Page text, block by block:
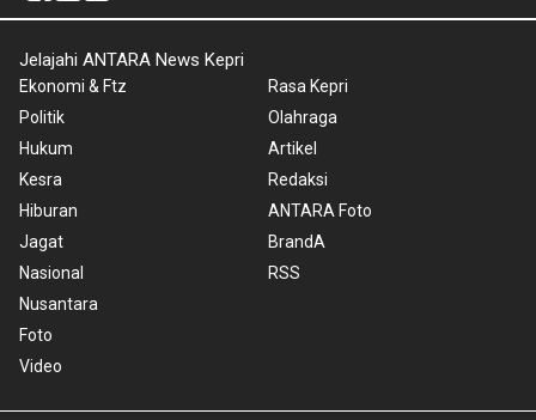
Jelajahi ANTARA News Kepri
Ekonomi & Ftz
Politik
Hukum
Kesra
Hiburan
Jagat
Nasional
Nusantara
Foto
Video
Rasa Kepri
Olahraga
Artikel
Redaksi
ANTARA Foto
BrandA
RSS